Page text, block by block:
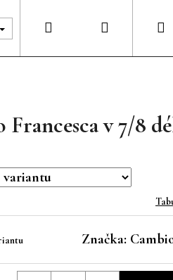
Kontakty Přihlášení
Francesca v 7/8
Značka: